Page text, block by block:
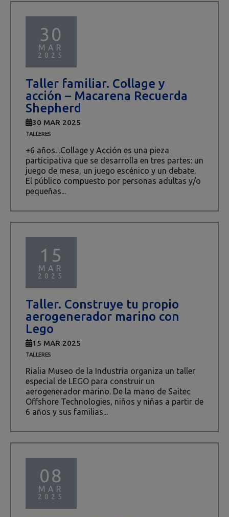
30
MAR
2025
Taller familiar. Collage y
acción – Macarena Recuerda
Shepherd
30 MAR 2025
TALLERES
+6 años. .Collage y Acción es una pieza
participativa que se desarrolla en tres partes: un
juego de mesa, un juego escénico y un debate.
El público compuesto por personas adultas y/o
pequeñas...
15
MAR
2025
Taller. Construye tu propio
aerogenerador marino con
Lego
15 MAR 2025
TALLERES
Rialia Museo de la Industria organiza un taller
especial de LEGO para construir un
aerogenerador marino. De la mano de Saitec
Offshore Technologies, niños y niñas a partir de
6 años y sus familias...
08
MAR
2025